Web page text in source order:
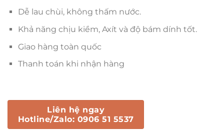
Dễ lau chùi, không thấm nước.
Khả năng chịu kiềm, Axít và độ bám dính tốt.
Giao hàng toàn quốc
Thanh toán khi nhận hàng
Liên hệ ngay
Hotline/Zalo: 0906 51 5537